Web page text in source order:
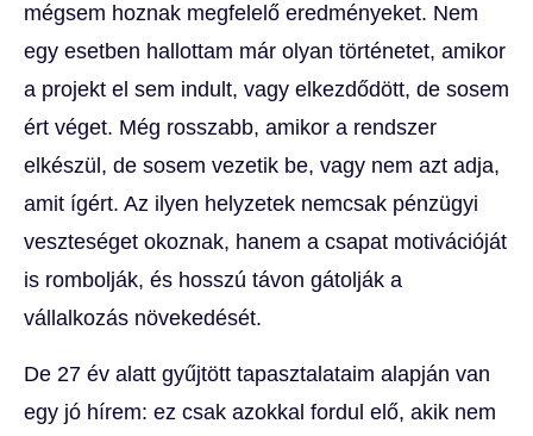
mégsem hoznak megfelelő eredményeket. Nem
egy esetben hallottam már olyan történetet, amikor
a projekt el sem indult, vagy elkezdődött, de sosem
ért véget. Még rosszabb, amikor a rendszer
elkészül, de sosem vezetik be, vagy nem azt adja,
amit ígért. Az ilyen helyzetek nemcsak pénzügyi
veszteséget okoznak, hanem a csapat motivációját
is rombolják, és hosszú távon gátolják a
vállalkozás növekedését.
De 27 év alatt gyűjtött tapasztalataim alapján van
egy jó hírem: ez csak azokkal fordul elő, akik nem